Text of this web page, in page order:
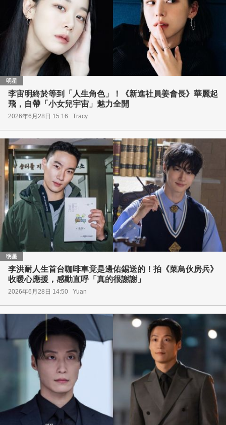
明星
李宙明終於等到「人生角色」！《新進社員姜會長》華麗起
飛，自帶「小女兒宇宙」魅力全開
2026年6月28日 15:16 Tracy
明星
李洪耐人生首台咖啡車竟是邊佑錫送的！拍《菜鳥伙房兵》
收暖心應援，感動直呼「真的很謝謝」
2026年6月28日 14:50 Yuan